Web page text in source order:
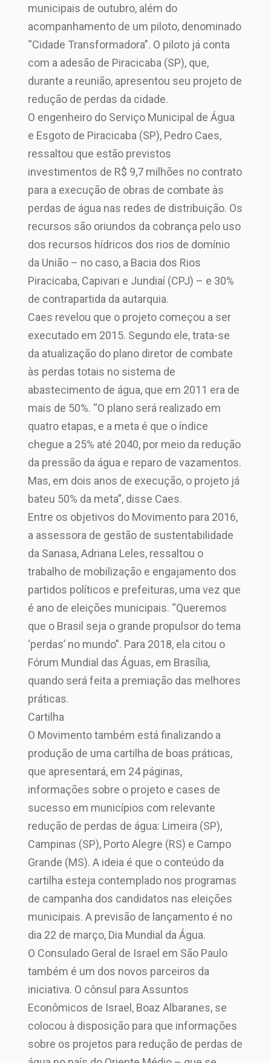
municipais de outubro, além do
acompanhamento de um piloto, denominado
“Cidade Transformadora”. O piloto já conta
com a adesão de Piracicaba (SP), que,
durante a reunião, apresentou seu projeto de
redução de perdas da cidade.
O engenheiro do Serviço Municipal de Água
e Esgoto de Piracicaba (SP), Pedro Caes,
ressaltou que estão previstos
investimentos de R$ 9,7 milhões no contrato
para a execução de obras de combate às
perdas de água nas redes de distribuição. Os
recursos são oriundos da cobrança pelo uso
dos recursos hídricos dos rios de domínio
da União – no caso, a Bacia dos Rios
Piracicaba, Capivari e Jundiaí (CPJ) – e 30%
de contrapartida da autarquia.
Caes revelou que o projeto começou a ser
executado em 2015. Segundo ele, trata-se
da atualização do plano diretor de combate
às perdas totais no sistema de
abastecimento de água, que em 2011 era de
mais de 50%. “O plano será realizado em
quatro etapas, e a meta é que o índice
chegue a 25% até 2040, por meio da redução
da pressão da água e reparo de vazamentos.
Mas, em dois anos de execução, o projeto já
bateu 50% da meta”, disse Caes.
Entre os objetivos do Movimento para 2016,
a assessora de gestão de sustentabilidade
da Sanasa, Adriana Leles, ressaltou o
trabalho de mobilização e engajamento dos
partidos políticos e prefeituras, uma vez que
é ano de eleições municipais. “Queremos
que o Brasil seja o grande propulsor do tema
‘perdas’ no mundo”. Para 2018, ela citou o
Fórum Mundial das Águas, em Brasília,
quando será feita a premiação das melhores
práticas.
Cartilha
O Movimento também está finalizando a
produção de uma cartilha de boas práticas,
que apresentará, em 24 páginas,
informações sobre o projeto e cases de
sucesso em municípios com relevante
redução de perdas de água: Limeira (SP),
Campinas (SP), Porto Alegre (RS) e Campo
Grande (MS). A ideia é que o conteúdo da
cartilha esteja contemplado nos programas
de campanha dos candidatos nas eleições
municipais. A previsão de lançamento é no
dia 22 de março, Dia Mundial da Água.
O Consulado Geral de Israel em São Paulo
também é um dos novos parceiros da
iniciativa. O cônsul para Assuntos
Econômicos de Israel, Boaz Albaranes, se
colocou à disposição para que informações
sobre os projetos para redução de perdas de